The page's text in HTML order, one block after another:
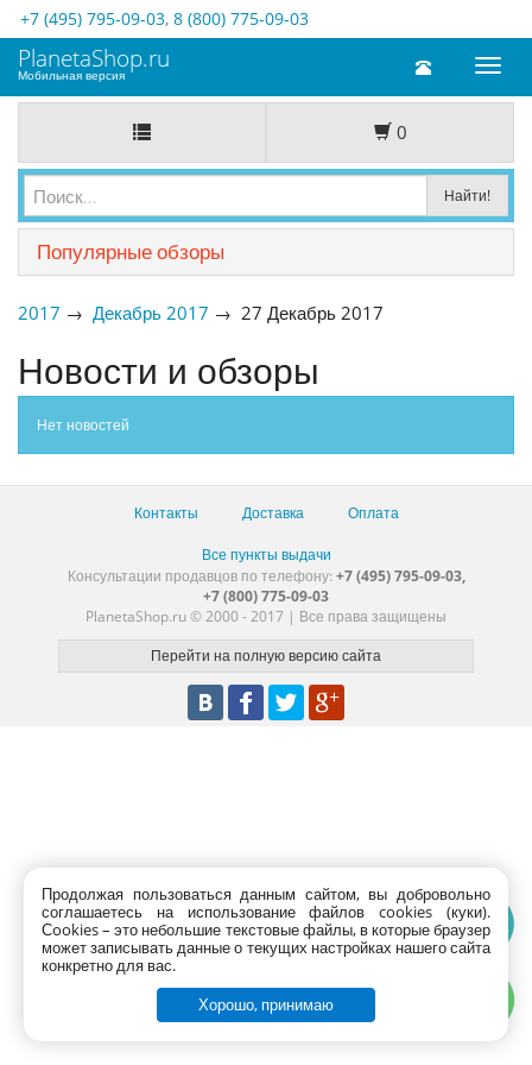
+7 (495) 795-09-03, 8 (800) 775-09-03
Toggle
PlanetaShop.ru
Мобильная версия
0
Популярные обзоры
2017 → Декабрь 2017 → 27 Декабрь 2017
Новости и обзоры
Нет новостей
Контакты Доставка Оплата
Все пункты выдачи
Консультации продавцов по телефону: +7 (495) 795-09-03,
+7 (800) 775-09-03
PlanetaShop.ru © 2000 - 2017 | Все права защищены
Продолжая пользоваться данным сайтом, вы добровольно
соглашаетесь на использование файлов cookies (куки).
Сookies – это небольшие текстовые файлы, в которые браузер
может записывать данные о текущих настройках нашего сайта
конкретно для вас.
Хорошо, принимаю